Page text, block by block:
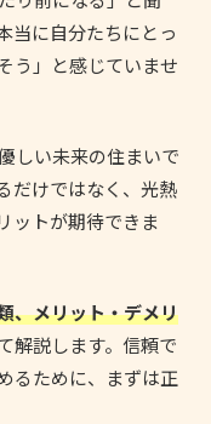
当に自分たちにとっ
う」と感じていませ
しい未来の住まいで
だけではなく、光熱
ットが期待できま
、メリット・デメリ
解説します。信頼で
るために、まずは正